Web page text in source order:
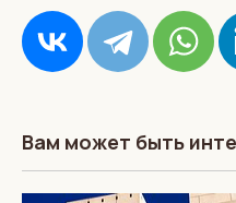
Вам может быть